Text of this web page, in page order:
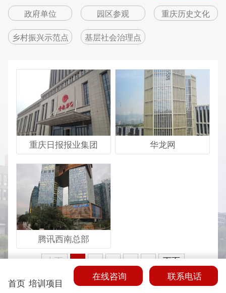
首页 培训项目
在线咨询 联系电话
政府单位 园区参观 重庆历史文化
乡村振兴示范点 基层社会治理点
重庆日报报业集团 华龙网
腾讯西南总部
上页 下页